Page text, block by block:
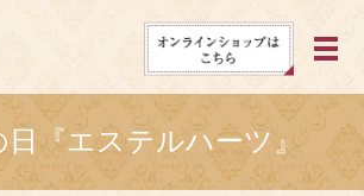
メ
日『エステルハーツ』